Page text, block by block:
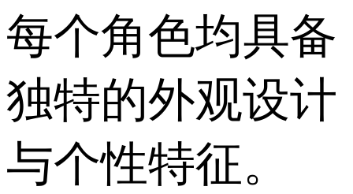
每个角色均具备
独特的外观设计
与个性特征。